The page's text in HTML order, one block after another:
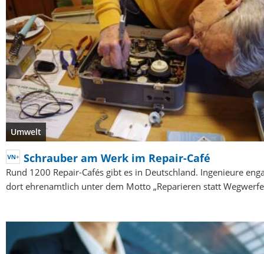
Umwelt
Schrauber am Werk im Repair-Café
Rund 1200 Repair-Cafés gibt es in Deutschland. Ingenieure
dort ehrenamtlich unter dem Motto „Reparieren statt